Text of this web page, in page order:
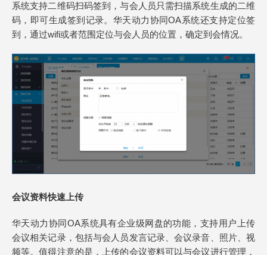
系统支持二维码扫码签到，与会人员只需扫描系统生成的二维
码，即可生成签到记录。华天动力协同OA系统还支持定位签
到，通过wifi或者范围定位与会人员的位置，确定到会情况。
会议资料快速上传
华天动力协同OA系统具有企业级网盘的功能，支持用户上传
会议相关记录，包括与会人员发言记录、会议录音、照片、视
频等。值得注意的是，上传的会议资料可以与会议进行管理，